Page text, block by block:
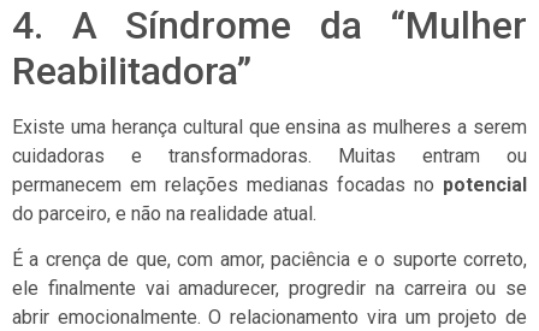
4. A Síndrome da “Mulher
Reabilitadora”
Existe uma herança cultural que ensina as mulheres a serem
cuidadoras e transformadoras. Muitas entram ou
permanecem em relações medianas focadas no potencial
do parceiro, e não na realidade atual.
É a crença de que, com amor, paciência e o suporte correto,
ele finalmente vai amadurecer, progredir na carreira ou se
abrir emocionalmente. O relacionamento vira um projeto de